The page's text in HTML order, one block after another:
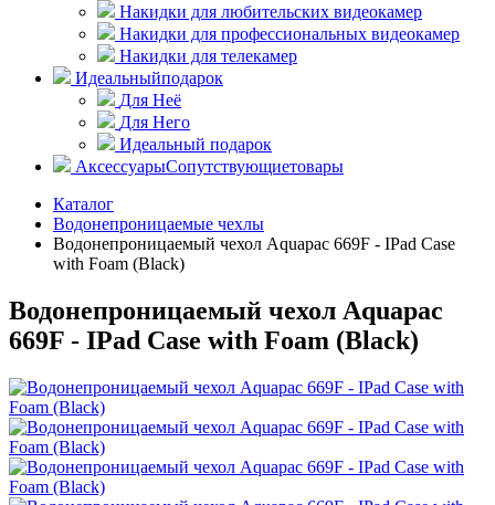
Накидки для любительских видеокамер
Накидки для профессиональных видеокамер
Накидки для телекамер
Идеальныйподарок
Для Неё
Для Него
Идеальный подарок
АксессуарыСопутствующиетовары
Каталог
Водонепроницаемые чехлы
Водонепроницаемый чехол Aquapac 669F - IPad Case
with Foam (Black)
Водонепроницаемый чехол Aquapac
669F - IPad Case with Foam (Black)